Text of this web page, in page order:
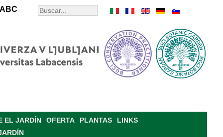
ABC
EL JARDÍN OFERTA PLANTAS
LINKS